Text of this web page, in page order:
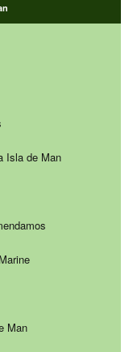
Isla de Man
Man